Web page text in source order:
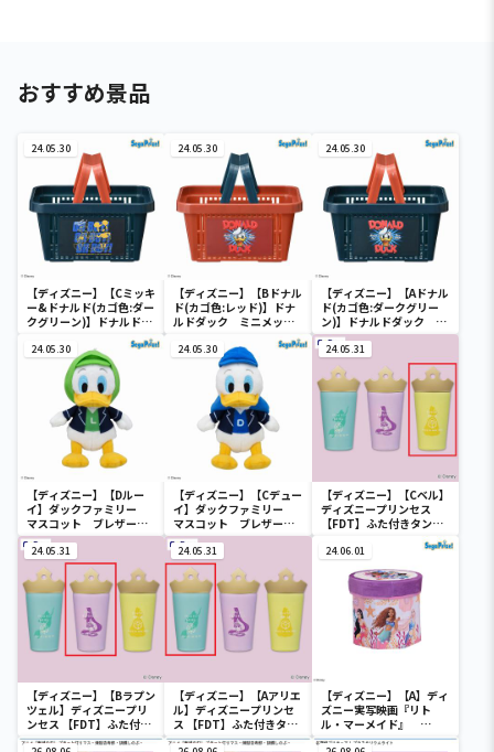
おすすめ景品
24.05.30
【ディズニー】【Cミッキ
ー&ドナルド(カゴ色:ダー
クグリーン)】ドナルドダ
ック ミニメッシュカゴ
24.05.30
【ディズニー】【Bドナル
ド(カゴ色:レッド)】ドナ
ルドダック ミニメッシ
24.05.30
【ディズニー】【Aドナル
ド(カゴ色:ダークグリー
ン)】ドナルドダック ミ
ニメッシュカゴ
24.05.30
【ディズニー】【Dルー
イ】ダックファミリー
マスコット ブレザーコ
スチューム
24.05.30
【ディズニー】【Cデュー
イ】ダックファミリー
マスコット ブレザーコ
スチューム
24.05.31
【ディズニー】【Cベル】
ディズニープリンセス
【FDT】ふた付きタンブ
24.05.31
【ディズニー】【Bラプン
ツェル】ディズニープリ
ンセス 【FDT】ふた付き
タンブラー
24.05.31
【ディズニー】【Aアリエ
ル】ディズニープリンセ
ス 【FDT】ふた付きタン
ブラー
24.06.01
【ディズニー】【A】ディ
ズニー実写映画『リト
ル・マーメイド』
[PtZ]折り畳みボックス